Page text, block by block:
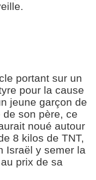
portant sur un
pour la cause
jeune garçon de
son père, ce
noué autour
8 kilos de TNT,
Israël y semer la
prix de sa